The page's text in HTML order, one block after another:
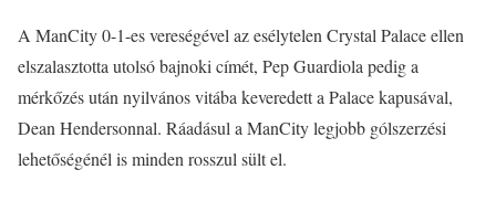
A ManCity 0-1-es vereségével az esélytelen Crystal Palace ellen
elszalasztotta utolsó bajnoki címét, Pep Guardiola pedig a
mérkőzés után nyilvános vitába keveredett a Palace kapusával,
Dean Hendersonnal. Ráadásul a ManCity legjobb gólszerzési
lehetőségénél is minden rosszul sült el.